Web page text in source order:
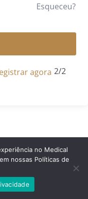
Esqueceu?
agora
direitos reservados.
no Medical
nossas Políticas de